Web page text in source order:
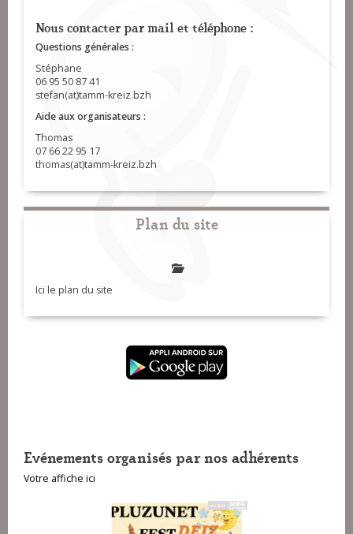
Nous contacter par mail et téléphone :
Questions générales :
Stéphane
06 95 50 87 41
stefan(at)tamm-kreiz.bzh
Aide aux organisateurs :
Thomas
07 66 22 95 17
thomas(at)tamm-kreiz.bzh
Plan du site
Ici le plan du site
Evénements organisés par nos adhérents
Votre affiche ici